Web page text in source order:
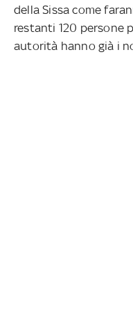
della Sissa come
restanti 120 persone
autorità hanno già i